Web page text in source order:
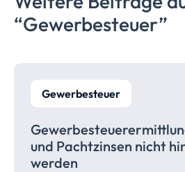
“Gewerbesteuer”
Gewerbesteuer
und Pachtzinsen nicht
werden